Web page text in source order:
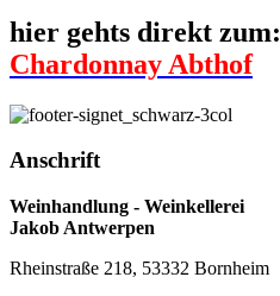
hier gehts direkt zum:
Chardonnay Abthof
Anschrift
Weinhandlung - Weinkellerei
Jakob Antwerpen
Rheinstraße 218, 53332 Bornheim